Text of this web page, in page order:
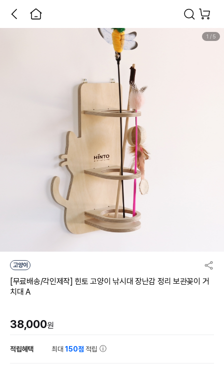
1 / 5
고양이
[무료배송/각인제작] 힌토 고양이 낚시대 장난감 정리 보관꽂이 거
치대 A
38,000원
적립혜택 최대150점 적립